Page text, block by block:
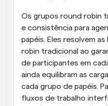
Os grupos round robin
e consistência para
papéis. Eles resolvem
robin tradicional ao
de participantes em
ainda equilibram as
cada grupo de papéis.
fluxos de trabalho